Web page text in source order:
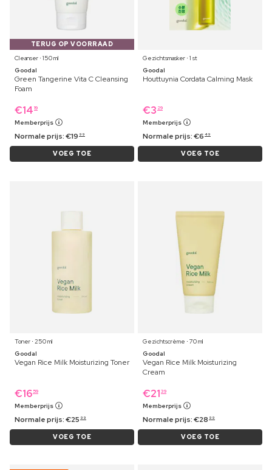
TERUG OP VOORRAAD
Cleanser ⋅ 150 ml
Goodal
Green Tangerine Vita C Cleansing
Foam
€14 19
Memberprijs
Normale prijs:€19 99
VOEG TOE
Gezichtsmasker ⋅ 1 st
Goodal
Houttuynia Cordata Calming Mask
€3 29
Memberprijs
Normale prijs:€6 49
VOEG TOE
Toner ⋅ 250 ml
Goodal
Vegan Rice Milk Moisturizing Toner
€16 59
Memberprijs
Normale prijs:€25 99
VOEG TOE
Gezichtscrème ⋅ 70 ml
Goodal
Vegan Rice Milk Moisturizing
Cream
€21 39
Memberprijs
Normale prijs:€28 99
VOEG TOE